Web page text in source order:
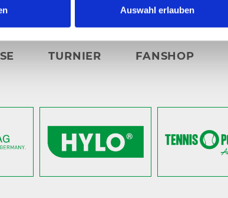
Auswahl erlauben
karten@ heristo-arena.nrw
TURNIER FANSHOP